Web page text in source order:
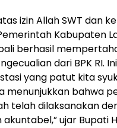
izin Allah SWT dan
Kabupaten
berhasil
dari BPK RI. Ini
yang patut kita
menunjukkan bahwa
telah dilaksanakan
ujar Bupati